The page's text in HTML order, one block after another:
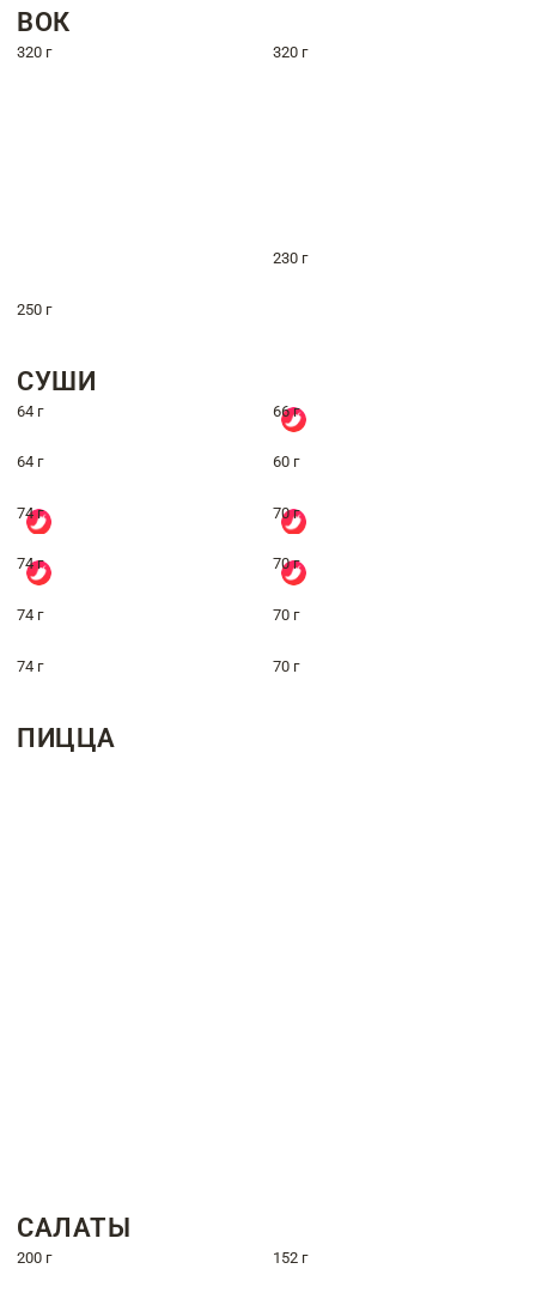
ВОК
320 г 320 г
230 г
250 г
СУШИ
64 г 66 г
64 г 60 г
74 г 70 г
74 г 70 г
74 г 70 г
74 г 70 г
ПИЦЦА
САЛАТЫ
200 г 152 г